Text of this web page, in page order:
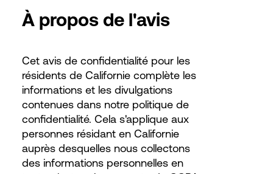
À propos de l'avis
Cet avis de confidentialité pour les
résidents de Californie complète les
informations et les divulgations
contenues dans notre politique de
confidentialité. Cela s'applique aux
personnes résidant en Californie
auprès desquelles nous collectons
des informations personnelles en